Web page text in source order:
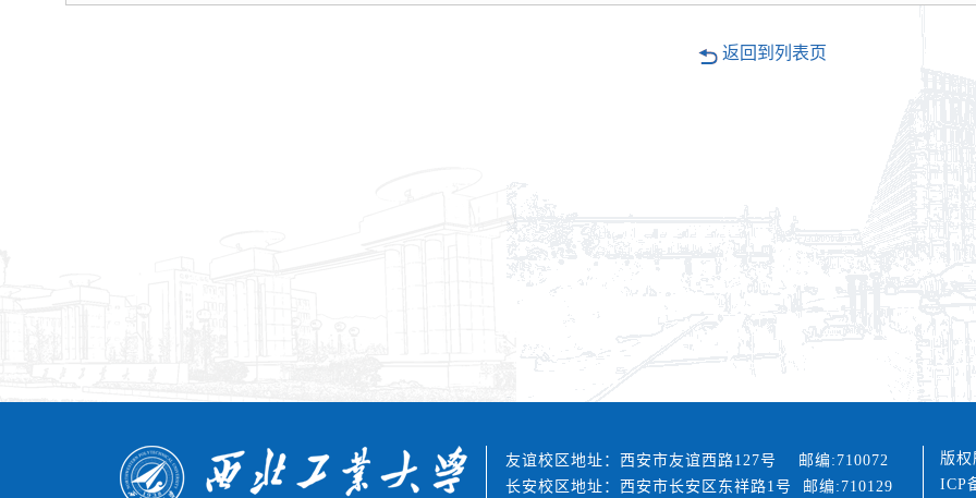
返回到列表页
友谊校区地址：西安市友谊西路127号 邮编:710072
长安校区地址：西安市长安区东祥路1号 邮编:710129
版
ICP